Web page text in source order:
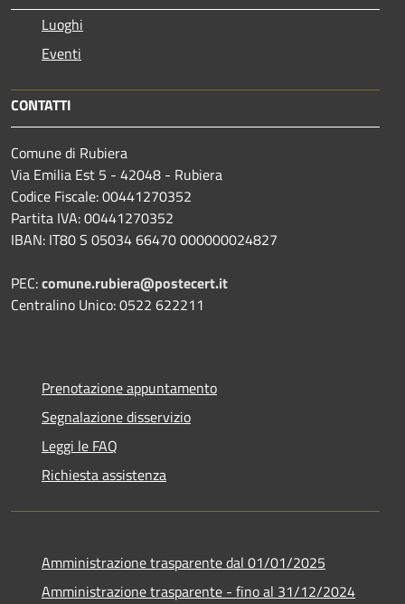
Luoghi
Eventi
CONTATTI
Comune di Rubiera
Via Emilia Est 5 - 42048 - Rubiera
Codice Fiscale: 00441270352
Partita IVA: 00441270352
IBAN: IT80 S 05034 66470 000000024827
PEC:comune.rubiera@postecert.it
Centralino Unico: 0522 622211
Prenotazione appuntamento
Segnalazione disservizio
Leggi le FAQ
Richiesta assistenza
Amministrazione trasparente dal 01/01/2025
Amministrazione trasparente - fino al 31/12/2024